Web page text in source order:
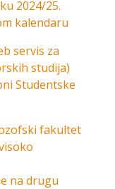
2024/25.
kalendaru
servis za
studija)
Studentske
fakultet
na drugu